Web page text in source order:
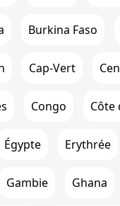
Burkina Faso
Cap-Vert
Congo Côte
Égypte Erythrée
Gambie Ghana